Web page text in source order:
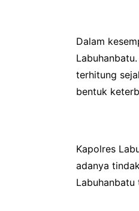
Dalam
terhitung
bentuk
Kapolres
adanya